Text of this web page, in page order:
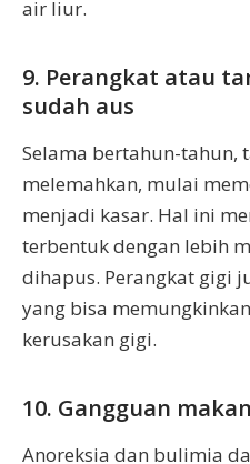
air liur.
9. Perangkat atau
sudah aus
Selama bertahun-tahun,
melemahkan, mulai
menjadi kasar. Hal ini
terbentuk dengan lebih
dihapus. Perangkat gigi
yang bisa
kerusakan gigi.
10. Gangguan makan
Anoreksia dan bulimia